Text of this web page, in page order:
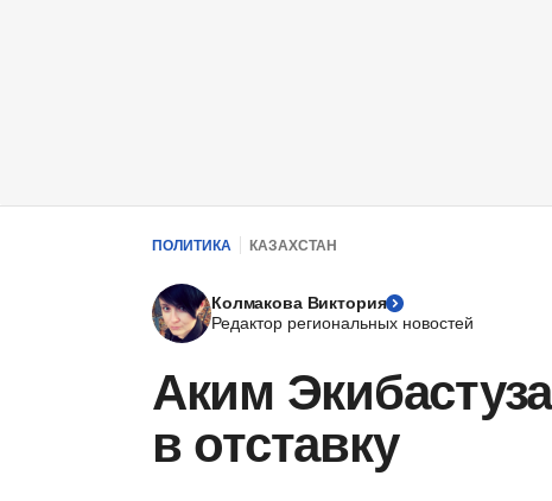
ПОЛИТИКА КАЗАХСТАН
Колмакова Виктория
Редактор региональных новостей
Аким
в отставку